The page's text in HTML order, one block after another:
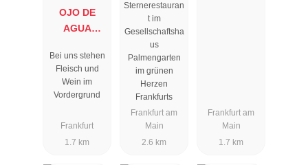
OJO DE
AGUA
Bei uns stehen
Fleisch und
Wein im
Vordergrund
Frankfurt
1.7 km
Sternerestauran
t im
Gesellschaftsha
us
Palmengarten
im grünen
Herzen
Frankfurts
Frankfurt am
Main
2.6 km
Frankfurt am
Main
1.7 km